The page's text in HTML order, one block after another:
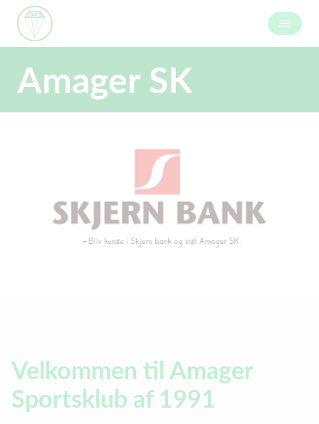
Amager SK
Velkommen til Amager
Sportsklub af 1991